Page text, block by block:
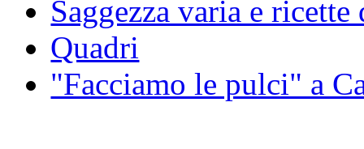
Saggezza varia e
Quadri
"Facciamo le pulci" a